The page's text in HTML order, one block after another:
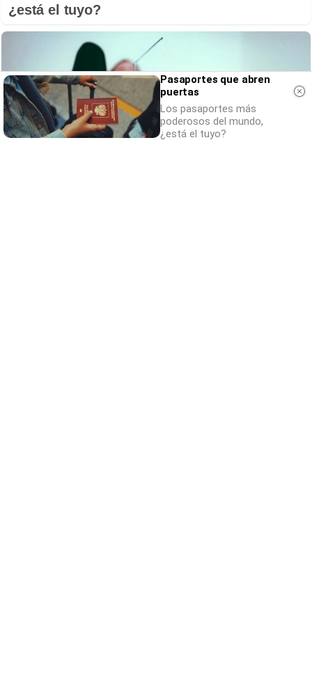
¿está el tuyo?
Pasaportes que abren
puertas
Los pasaportes más
poderosos del mundo,
¿está el tuyo?